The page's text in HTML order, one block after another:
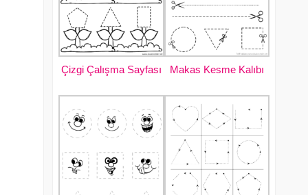
Çizgi Çalışma Sayfası Makas Kesme Kalıbı